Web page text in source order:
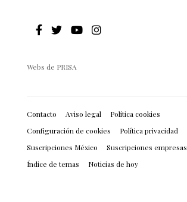
Webs de PRISA
Contacto Aviso legal
Política cookies
Configuración de cookies
Política privacidad
Suscripciones México
Suscripciones empresas
Índice de temas
Noticias de hoy